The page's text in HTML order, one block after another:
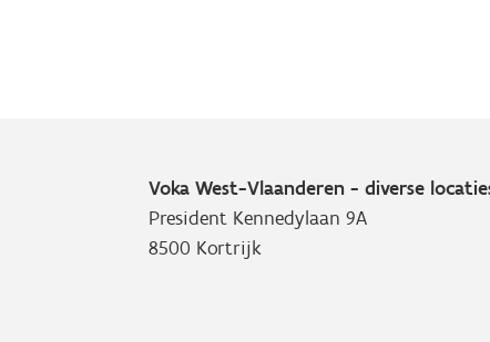
Voka West-Vlaanderen - diverse
President Kennedylaan 9A
8500 Kortrijk